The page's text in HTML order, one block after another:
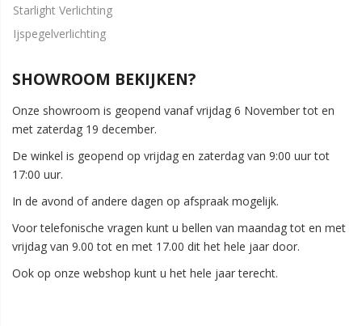
Starlight Verlichting
Ijspegelverlichting
SHOWROOM BEKIJKEN?
Onze showroom is geopend vanaf vrijdag 6 November tot en
met zaterdag 19 december.
De winkel is geopend op vrijdag en zaterdag van 9:00 uur tot
17:00 uur.
In de avond of andere dagen op afspraak mogelijk.
Voor telefonische vragen kunt u bellen van maandag tot en met
vrijdag van 9.00 tot en met 17.00 dit het hele jaar door.
Ook op onze webshop kunt u het hele jaar terecht.